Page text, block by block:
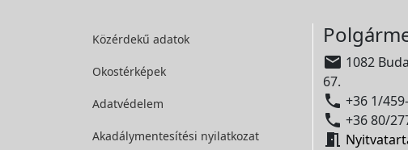
Közérdekű adatok
Okostérképek
Adatvédelem
Akadálymentesítési nyilatkozat
 1082
67.
 +36 1/
 +36 80/
